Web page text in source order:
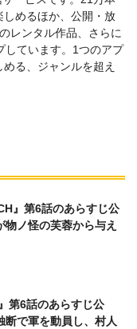
しめるほか、公開・放
レンタル作品、さらに
しています。1つのアプ
る、ジャンルを超え
』第6話のあらすじ公
ノ怪の芙蓉から与え
第6話のあらすじ公
で軍を動員し、村人